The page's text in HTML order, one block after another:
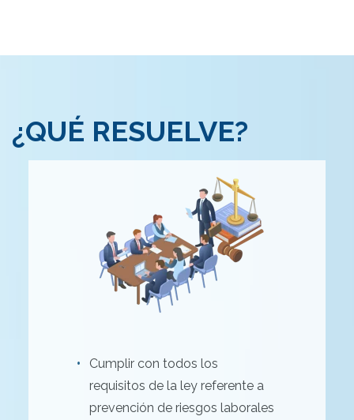
¿QUÉ RESUELVE?
Cumplir con todos los
requisitos de la ley referente a
prevención de riesgos laborales